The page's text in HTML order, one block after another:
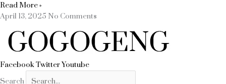
Read More »
April 13, 2025 No Comments
FacebookTwitterYoutube
Search